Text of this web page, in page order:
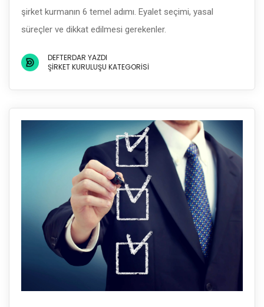
şirket kurmanın 6 temel adımı. Eyalet seçimi, yasal
süreçler ve dikkat edilmesi gerekenler.
DEFTERDAR YAZDI
ŞIRKET KURULUŞU KATEGORISI